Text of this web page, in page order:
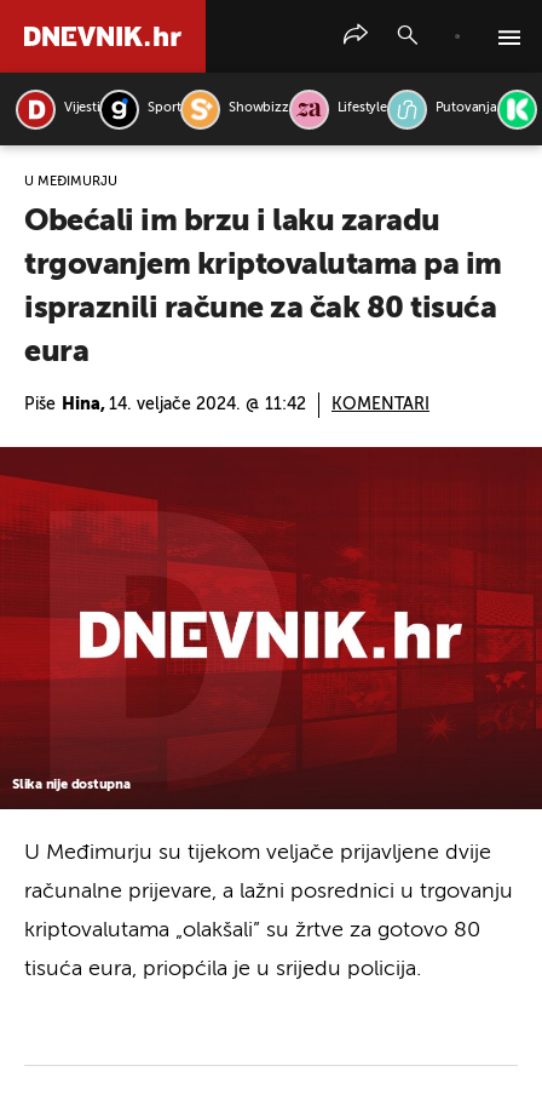
Vijesti Sport Showbizz Lifestyle Putovanja
U MEĐIMURJU
Obećali im brzu i laku zaradu
trgovanjem kriptovalutama pa im
ispraznili račune za čak 80 tisuća
eura
Piše Hina, 14. veljače 2024. @ 11:42 KOMENTARI
Slika nije dostupna
U Međimurju su tijekom veljače prijavljene dvije
računalne prijevare, a lažni posrednici u trgovanju
kriptovalutama „olakšali” su žrtve za gotovo 80
tisuća eura, priopćila je u srijedu policija.
PRETRAŽITE VIJESTI